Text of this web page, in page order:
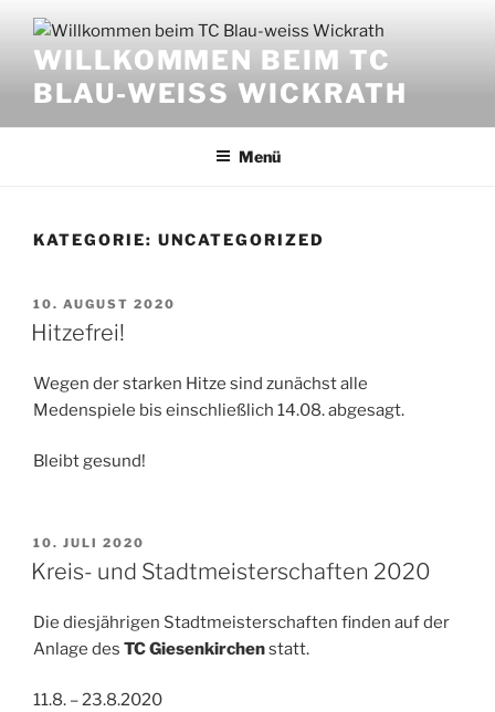
Inhalt
springenWILLKOMMEN BEIM TC
BLAU-WEISS WICKRATH
Menü
KATEGORIE: UNCATEGORIZED
VERÖFFENTLICHT
AM
10. AUGUST 2020
Hitzefrei!
Wegen der starken Hitze sind zunächst alle
Medenspiele bis einschließlich 14.08. abgesagt.
Bleibt gesund!
VERÖFFENTLICHT
AM
10. JULI 2020
Kreis- und Stadtmeisterschaften 2020
Die diesjährigen Stadtmeisterschaften finden auf der
Anlage des TC Giesenkirchenstatt.
11.8. – 23.8.2020